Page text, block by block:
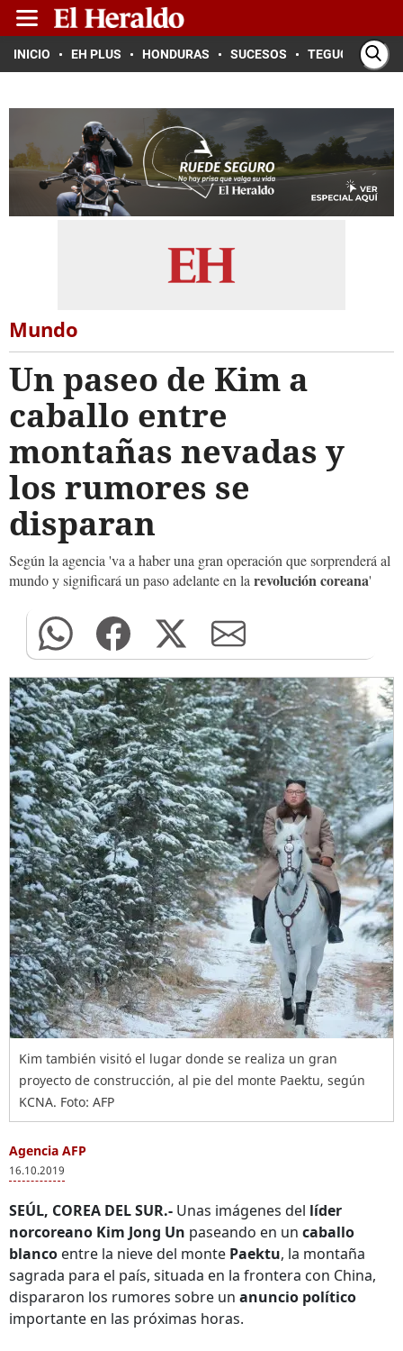
INICIO EH PLUS HONDURAS SUCESOS TEGUCIGALPA
Mundo
Un paseo de Kim a
caballo entre
montañas nevadas y
los rumores se
disparan
Según la agencia 'va a haber una gran operación que sorprenderá al
mundo y significará un paso adelante en la revolución coreana'
Kim también visitó el lugar donde se realiza un gran
proyecto de construcción, al pie del monte Paektu, según
KCNA. Foto: AFP
Agencia AFP
16.10.2019
SEÚL, COREA DEL SUR.- Unas imágenes del líder
norcoreano Kim Jong Un paseando en un caballo
blanco entre la nieve del monte Paektu, la montaña
sagrada para el país, situada en la frontera con China,
dispararon los rumores sobre un anuncio político
importante en las próximas horas.